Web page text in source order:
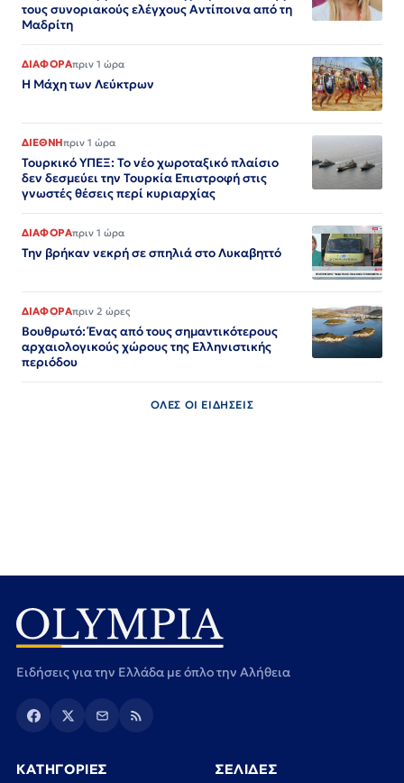
τους συνοριακούς ελέγχους Αντίποινα από τη
Μαδρίτη
ΔΙΑΦΟΡΑπριν 1 ώρα
Η Μάχη των Λεύκτρων
ΔΙΕΘΝΗπριν 1 ώρα
Τουρκικό ΥΠΕΞ: Το νέο χωροταξικό πλαίσιο
δεν δεσμεύει την Τουρκία Επιστροφή στις
γνωστές θέσεις περί κυριαρχίας
ΔΙΑΦΟΡΑπριν 1 ώρα
Την βρήκαν νεκρή σε σπηλιά στο Λυκαβηττό
ΔΙΑΦΟΡΑπριν 2 ώρες
Βουθρωτό: Ένας από τους σημαντικότερους
αρχαιολογικούς χώρους της Ελληνιστικής
περιόδου
ΟΛΕΣ ΟΙ ΕΙΔΗΣΕΙΣ
Ειδήσεις για την Ελλάδα με όπλο την Αλήθεια
ΚΑΤΗΓΟΡΙΕΣ ΣΕΛΙΔΕΣ